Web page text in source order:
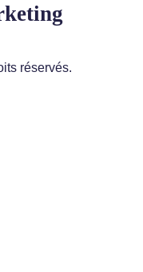
réservés.